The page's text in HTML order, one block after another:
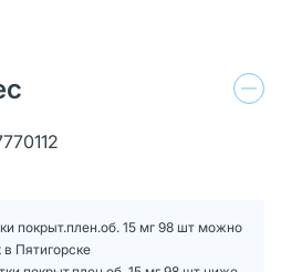
покрыт.плен.об. 15 мг 98 шт можно
в Пятигорске